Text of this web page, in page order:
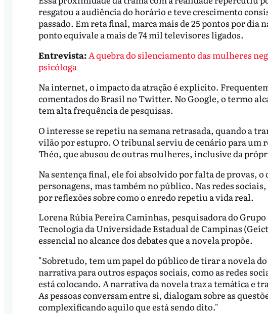
resgatou a audiência do horário e teve crescimento
passado. Em reta final, marca mais de 25 pontos por dia
ponto equivale a mais de 74 mil televisores ligados.
Entrevista: A quebra do silenciamento das mulheres
psicóloga
Na internet, o impacto da atração é explícito.
comentados do Brasil no Twitter. No Google, o termo
tem alta frequência de pesquisas.
O interesse se repetiu na semana retrasada, quando a
vilão por estupro. O tribunal serviu de cenário para um
Théo, que abusou de outras mulheres, inclusive da
Na sentença final, ele foi absolvido por falta de provas, o
personagens, mas também no público. Nas redes
por reflexões sobre como o enredo repetiu a vida real.
Lorena Rúbia Pereira Caminhas, pesquisadora do
Tecnologia da Universidade Estadual de Campinas
essencial no alcance dos debates que a novela propõe.
"Sobretudo, tem um papel do público de tirar a novela do
narrativa para outros espaços sociais, como as redes
está colocando. A narrativa da novela traz a temática e
As pessoas conversam entre si, dialogam sobre as
complexificando aquilo que está sendo dito."